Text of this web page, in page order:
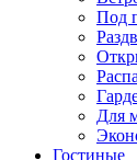
Под
Для
Гостиные